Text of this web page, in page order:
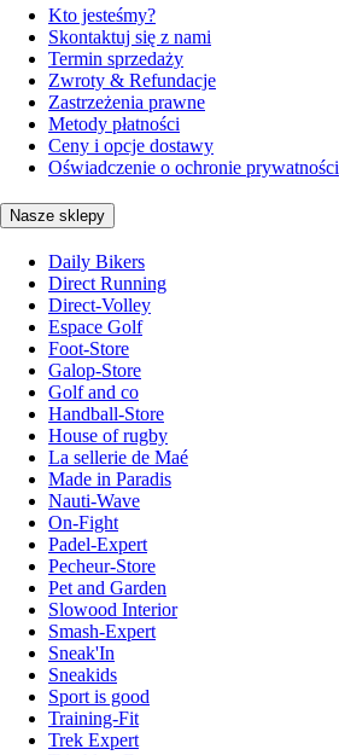
Kto jesteśmy?
Skontaktuj się z nami
Termin sprzedaży
Zwroty & Refundacje
Zastrzeżenia prawne
Metody płatności
Ceny i opcje dostawy
Oświadczenie o ochronie prywatności
Nasze sklepy
Daily Bikers
Direct Running
Direct-Volley
Espace Golf
Foot-Store
Galop-Store
Golf and co
Handball-Store
House of rugby
La sellerie de Maé
Made in Paradis
Nauti-Wave
On-Fight
Padel-Expert
Pecheur-Store
Pet and Garden
Slowood Interior
Smash-Expert
Sneak'In
Sneakids
Sport is good
Training-Fit
Trek Expert